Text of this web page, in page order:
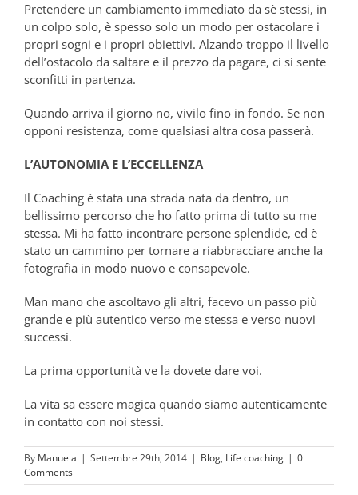
Pretendere un cambiamento immediato da sè stessi, in
un colpo solo, è spesso solo un modo per ostacolare i
propri sogni e i propri obiettivi. Alzando troppo il livello
dell’ostacolo da saltare e il prezzo da pagare, ci si sente
sconfitti in partenza.
Quando arriva il giorno no, vivilo fino in fondo. Se non
opponi resistenza, come qualsiasi altra cosa passerà.
L’AUTONOMIA E L’ECCELLENZA
Il Coaching è stata una strada nata da dentro, un
bellissimo percorso che ho fatto prima di tutto su me
stessa. Mi ha fatto incontrare persone splendide, ed è
stato un cammino per tornare a riabbracciare anche la
fotografia in modo nuovo e consapevole.
Man mano che ascoltavo gli altri, facevo un passo più
grande e più autentico verso me stessa e verso nuovi
successi.
La prima opportunità ve la dovete dare voi.
La vita sa essere magica quando siamo autenticamente
in contatto con noi stessi.
By Manuela | Settembre 29th, 2014 | Blog, Life coaching | 0
Comments